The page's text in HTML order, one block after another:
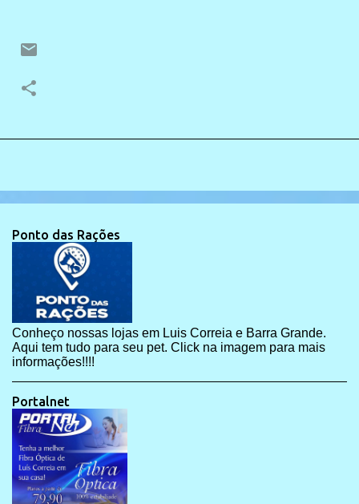
Ponto das Rações
Conheço nossas lojas em Luis Correia e Barra Grande.
Aqui tem tudo para seu pet. Click na imagem para mais
informações!!!!
Portalnet